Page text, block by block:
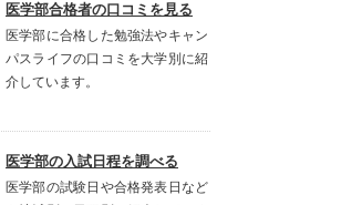
医学部合格者の口コミを見る
医学部に合格した勉強法やキャン
パスライフの口コミを大学別に紹
介しています。
医学部の入試日程を調べる
医学部の試験日や合格発表日など